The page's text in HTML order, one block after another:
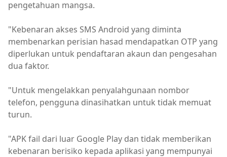
pengetahuan mangsa.
"Kebenaran akses SMS Android yang diminta
membenarkan perisian hasad mendapatkan OTP yang
diperlukan untuk pendaftaran akaun dan pengesahan
dua faktor.
"Untuk mengelakkan penyalahgunaan nombor
telefon, pengguna dinasihatkan untuk tidak memuat
turun.
"APK fail dari luar Google Play dan tidak memberikan
kebenaran berisiko kepada aplikasi yang mempunyai